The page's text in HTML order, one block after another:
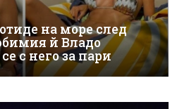
на море след
й Владо
с него за пари